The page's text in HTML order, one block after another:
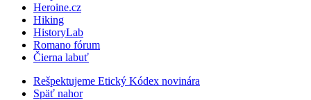
Heroine.cz
Hiking
HistoryLab
Romano fórum
Čierna labuť
Rešpektujeme Etický Kódex novinára
Späť nahor